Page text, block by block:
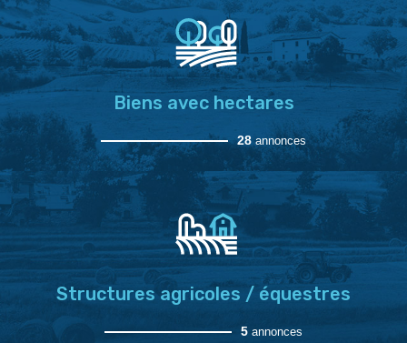
Biens avec hectares
28 annonces
Structures agricoles / équestres
5 annonces